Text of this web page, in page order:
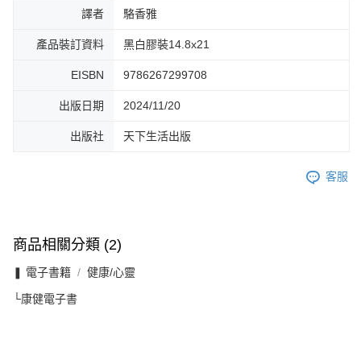
譯者 駱香雅
產品裝訂資料 黑白膠裝14.8x21
EISBN 9786267299708
出版日期 2024/11/20
出版社 天下生活出版
客服
商品相關分類 (2)
❚ 電子書籍 健康/心靈
└康健電子書